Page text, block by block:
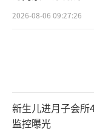
2026-08-06 09:27:26
新生儿进月子会所
监控曝光